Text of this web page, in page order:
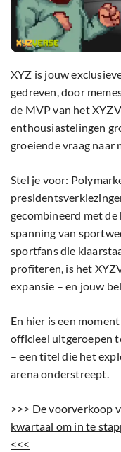
XYZ is jouw
gedreven, door
de MVP van het
enthousiastelingen
groeiende vraag naar
Stel je voor:
gecombineerd met de
spanning van
sportfans die
profiteren, is het
expansie – en jouw
En hier is een
officieel uitgeroepen
– een titel die het
arena onderstreept.
>>> De voorverkoop
kwartaal om in te
<<<